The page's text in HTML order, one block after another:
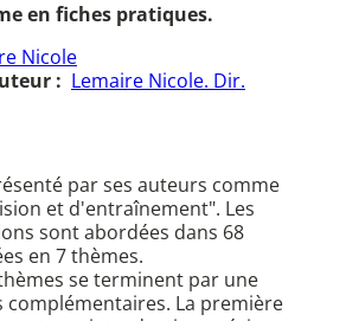
en fiches pratiques.
Nicole
: Lemaire Nicole. Dir.
par ses auteurs comme
et d'entraînement". Les
sont abordées dans 68
en 7 thèmes.
se terminent par une
complémentaires. La première